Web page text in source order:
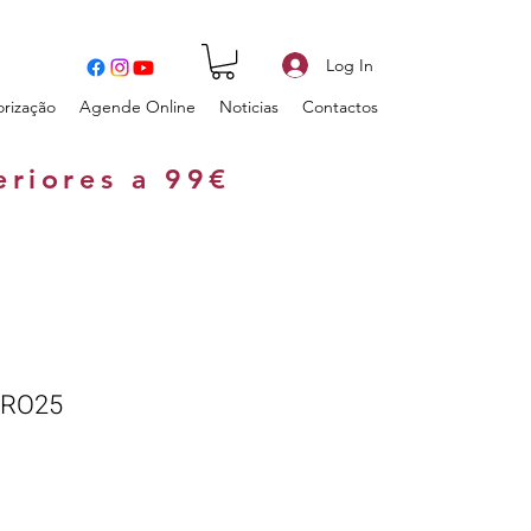
Log In
Agende Online Noticias Contactos
a 99€